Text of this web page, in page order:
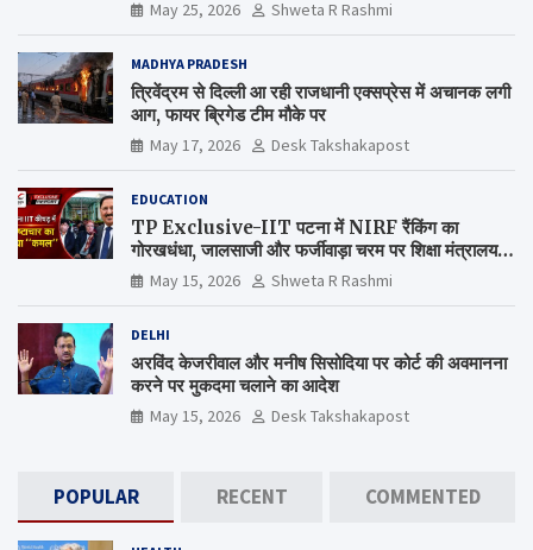
May 25, 2026 Shweta R Rashmi
MADHYA PRADESH
त्रिवेंद्रम से दिल्ली आ रही राजधानी एक्सप्रेस में अचानक लगी
आग, फायर ब्रिगेड टीम मौके पर
May 17, 2026 Desk Takshakapost
EDUCATION
TP Exclusive-IIT पटना में NIRF रैंकिंग का
गोरखधंधा, जालसाजी और फर्जीवाड़ा चरम पर शिक्षा मंत्रालय
कब जागेगा ?
May 15, 2026 Shweta R Rashmi
DELHI
अरविंद केजरीवाल और मनीष सिसोदिया पर कोर्ट की अवमानना
करने पर मुकदमा चलाने का आदेश
May 15, 2026 Desk Takshakapost
POPULAR RECENT COMMENTED